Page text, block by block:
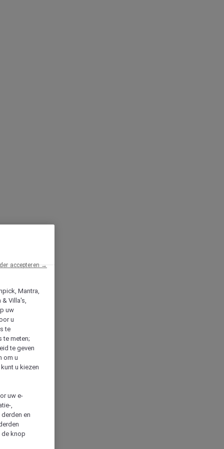
Mantra,
& Villa's,
uw
u
te
te meten;
te geven
om u
u kiezen
uw e-
,
en
de knop
accepteren →